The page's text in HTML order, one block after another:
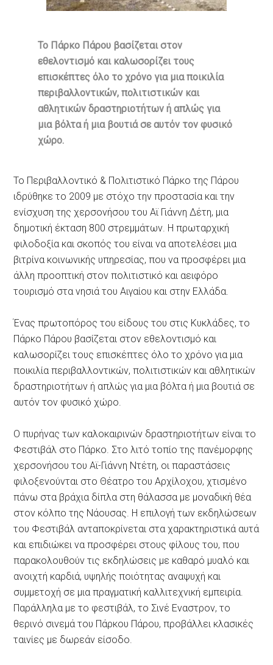
Το Πάρκο Πάρου βασίζεται στον
εθελοντισμό και καλωσορίζει τους
επισκέπτες όλο το χρόνο για μια ποικιλία
περιβαλλοντικών, πολιτιστικών και
αθλητικών δραστηριοτήτων ή απλώς για
μια βόλτα ή μια βουτιά σε αυτόν τον φυσικό
χώρο.
Το Περιβαλλοντικό & Πολιτιστικό Πάρκο της Πάρου
ιδρύθηκε το 2009 με στόχο την προστασία και την
ενίσχυση της χερσονήσου του Αϊ Γιάννη Δέτη, μια
δημοτική έκταση 800 στρεμμάτων. Η πρωταρχική
φιλοδοξία και σκοπός του είναι να αποτελέσει μια
βιτρίνα κοινωνικής υπηρεσίας, που να προσφέρει μια
άλλη προοπτική στον πολιτιστικό και αειφόρο
τουρισμό στα νησιά του Αιγαίου και στην Ελλάδα.
Ένας πρωτοπόρος του είδους του στις Κυκλάδες, το
Πάρκο Πάρου βασίζεται στον εθελοντισμό και
καλωσορίζει τους επισκέπτες όλο το χρόνο για μια
ποικιλία περιβαλλοντικών, πολιτιστικών και αθλητικών
δραστηριοτήτων ή απλώς για μια βόλτα ή μια βουτιά σε
αυτόν τον φυσικό χώρο.
Ο πυρήνας των καλοκαιρινών δραστηριοτήτων είναι το
Φεστιβάλ στο Πάρκο. Στο λιτό τοπίο της πανέμορφης
χερσονήσου του Αϊ-Γιάννη Ντέτη, οι παραστάσεις
φιλοξενούνται στο Θέατρο του Αρχίλοχου, χτισμένο
πάνω στα βράχια δίπλα στη θάλασσα με μοναδική θέα
στον κόλπο της Νάουσας. Η επιλογή των εκδηλώσεων
του Φεστιβάλ ανταποκρίνεται στα χαρακτηριστικά αυτά
και επιδιώκει να προσφέρει στους φίλους του, που
παρακολουθούν τις εκδηλώσεις με καθαρό μυαλό και
ανοιχτή καρδιά, υψηλής ποιότητας αναψυχή και
συμμετοχή σε μια πραγματική καλλιτεχνική εμπειρία.
Παράλληλα με το φεστιβάλ, το Σινέ Εναστρον, το
θερινό σινεμά του Πάρκου Πάρου, προβάλλει κλασικές
ταινίες με δωρεάν είσοδο.